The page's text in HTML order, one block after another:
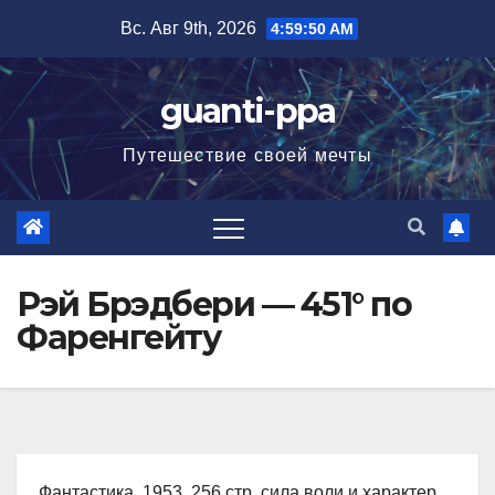
содержимому
Вс. Авг 9th, 2026 4:59:51 AM
guanti-ppa
Путешествие своей мечты
Рэй Брэдбери — 451° по
Фаренгейту